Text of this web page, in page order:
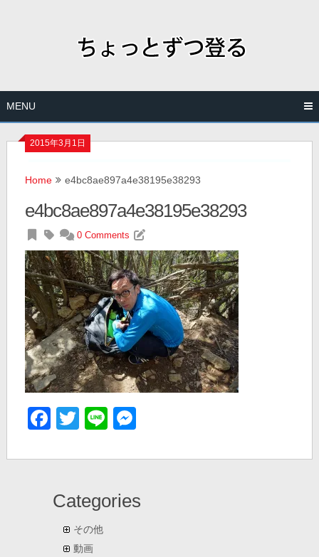
MENU
2015年3月1日
Home e4bc8ae897a4e38195e38293
e4bc8ae897a4e38195e38293
0 Comments
Facebook
Twitter
Line
Categories
その他
動画